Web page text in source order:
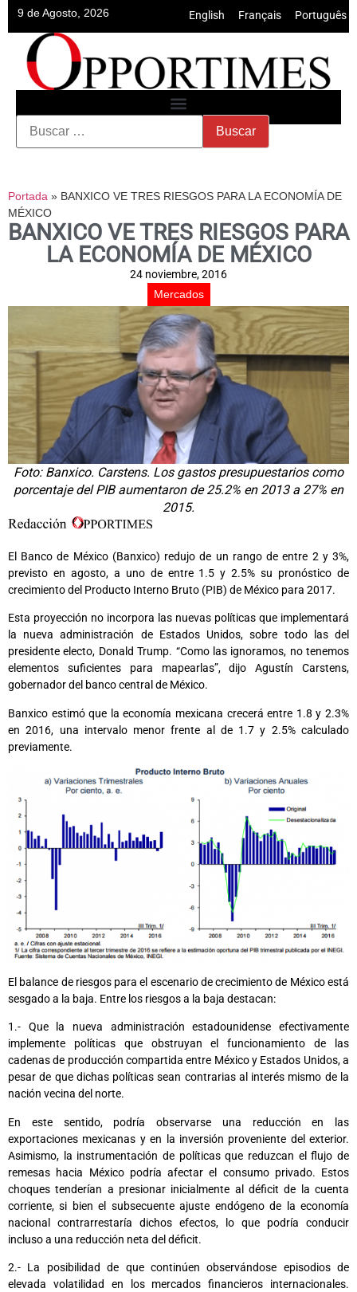
9 de Agosto, 2026 English Français Português
Portada » BANXICO VE TRES RIESGOS PARA LA ECONOMÍA DE
MÉXICO
BANXICO VE TRES RIESGOS PARA
LA ECONOMÍA DE MÉXICO
24 noviembre, 2016
Mercados
Foto: Banxico. Carstens. Los gastos presupuestarios como
porcentaje del PIB aumentaron de 25.2% en 2013 a 27% en
2015.
El Banco de México (Banxico) redujo de un rango de entre 2 y 3%,
previsto en agosto, a uno de entre 1.5 y 2.5% su pronóstico de
crecimiento del Producto Interno Bruto (PIB) de México para 2017.
Esta proyección no incorpora las nuevas políticas que implementará
la nueva administración de Estados Unidos, sobre todo las del
presidente electo, Donald Trump. “Como las ignoramos, no tenemos
elementos suficientes para mapearlas”, dijo Agustín Carstens,
gobernador del banco central de México.
Banxico estimó que la economía mexicana crecerá entre 1.8 y 2.3%
en 2016, una intervalo menor frente al de 1.7 y 2.5% calculado
previamente.
El balance de riesgos para el escenario de crecimiento de México está
sesgado a la baja. Entre los riesgos a la baja destacan:
1.- Que la nueva administración estadounidense efectivamente
implemente políticas que obstruyan el funcionamiento de las
cadenas de producción compartida entre México y Estados Unidos, a
pesar de que dichas políticas sean contrarias al interés mismo de la
nación vecina del norte.
En este sentido, podría observarse una reducción en las
exportaciones mexicanas y en la inversión proveniente del exterior.
Asimismo, la instrumentación de políticas que reduzcan el flujo de
remesas hacia México podría afectar el consumo privado. Estos
choques tenderían a presionar inicialmente al déficit de la cuenta
corriente, si bien el subsecuente ajuste endógeno de la economía
nacional contrarrestaría dichos efectos, lo que podría conducir
incluso a una reducción neta del déficit.
2.- La posibilidad de que continúen observándose episodios de
elevada volatilidad en los mercados financieros internacionales.